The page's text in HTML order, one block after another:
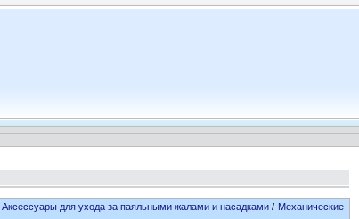
Аксессуары для ухода за паяльными жалами и насадками / Механические